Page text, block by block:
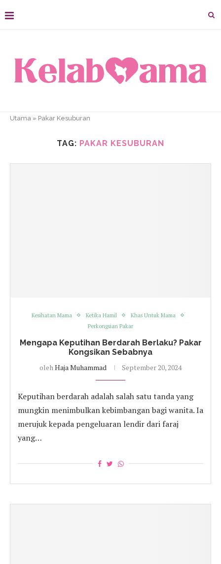
Utama » Pakar Kesuburan
TAG: PAKAR KESUBURAN
Kesihatan Mama Ketika Hamil
Khas Untuk Mama
Perkongsian Pakar
Mengapa Keputihan Berdarah Berlaku? Pakar
Kongsikan Sebabnya
oleh Haja Muhammad September 20, 2024
Keputihan berdarah adalah salah satu tanda yang
mungkin menimbulkan kebimbangan bagi wanita. Ia
merujuk kepada pengeluaran lendir dari faraj
yang…